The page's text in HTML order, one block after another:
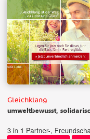
Gleichklang
umweltbewusst,
3 in 1 Partner-,